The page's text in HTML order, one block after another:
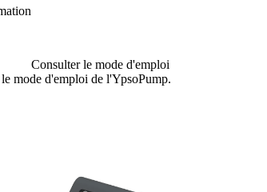
Consulter le mode d'emploi
mode d'emploi de l'YpsoPump.